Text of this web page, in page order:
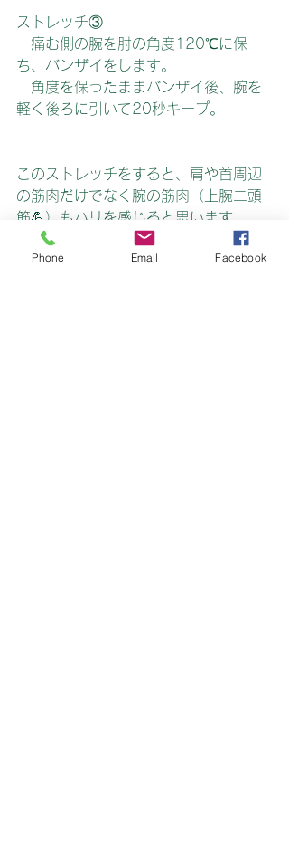
ストレッチ③
痛む側の腕を肘の角度120℃に保
ち、バンザイをします。
角度を保ったままバンザイ後、腕を
軽く後ろに引いて20秒キープ。
このストレッチをすると、肩や首周辺
の筋肉だけでなく腕の筋肉（上腕二頭
筋💪）もハリを感じると思います。
決して、痛みのある部分をもみほぐす
のではなく軽くストレッチや腕や脇の
Phone Email Facebook